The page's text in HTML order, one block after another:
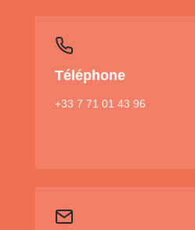
Téléphone
+33 7 71 01 43 96